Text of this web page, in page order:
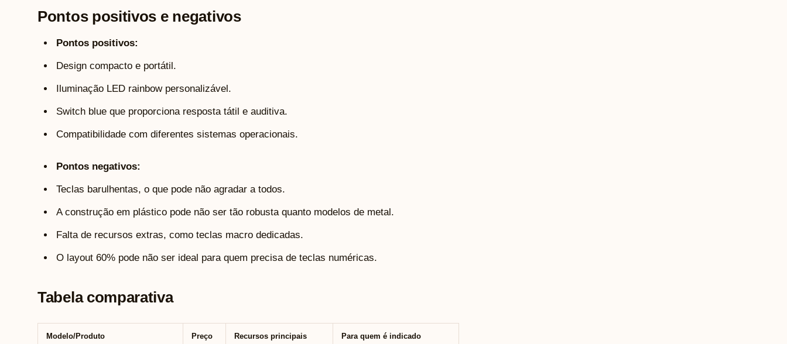
Pontos positivos e negativos
Pontos positivos:
Design compacto e portátil.
Iluminação LED rainbow personalizável.
Switch blue que proporciona resposta tátil e auditiva.
Compatibilidade com diferentes sistemas operacionais.
Pontos negativos:
Teclas barulhentas, o que pode não agradar a todos.
A construção em plástico pode não ser tão robusta quanto modelos de metal.
Falta de recursos extras, como teclas macro dedicadas.
O layout 60% pode não ser ideal para quem precisa de teclas numéricas.
Tabela comparativa
Modelo/Produto Preço Recursos principais Para quem é indicado